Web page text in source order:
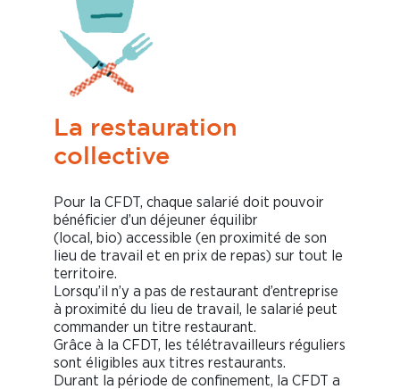
La restauration
collective
Pour la CFDT, chaque salarié doit pouvoir
bénéficier d’un déjeuner équilibr
(local, bio) accessible (en proximité de son
lieu de travail et en prix de repas) sur tout le
territoire.
Lorsqu’il n’y a pas de restaurant d’entreprise
à proximité du lieu de travail, le salarié peut
commander un titre restaurant.
Grâce à la CFDT, les télétravailleurs réguliers
sont éligibles aux titres restaurants.
Durant la période de confinement, la CFDT a